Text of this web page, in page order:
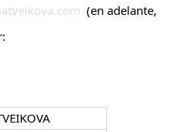
(en adelante,